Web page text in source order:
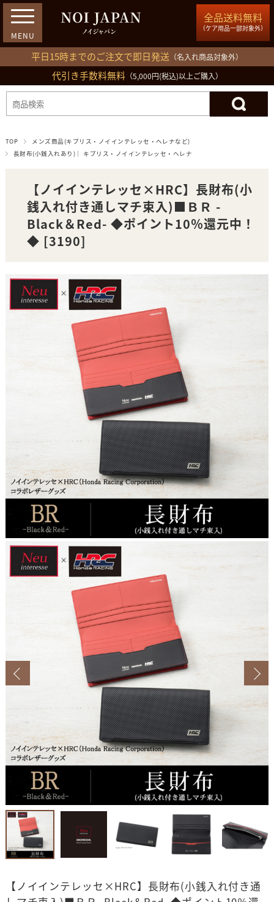
全品送料無料
（ケア用品一部対象外）
平日15時までのご注文で即日発送 （名入れ商品対象外）
代引き手数料無料（5,000円(税込)以上ご購入）
03-5809-1212
ログイン 会員登録 買い物カゴ
TOP
メンズ商品(キプリス・ノイインテレッセ・ヘレナなど)
長財布(小銭入れあり)｜ キプリス・ノイインテレッセ・ヘレナ
【ノイインテレッセ×HRC】長財布(小
銭入れ付き通しマチ束入)■ＢＲ -
Black＆Red- ◆ポイント10％還元中！
◆ [3190]
【ノイインテレッセ×HRC】長財布(小銭入れ付き通